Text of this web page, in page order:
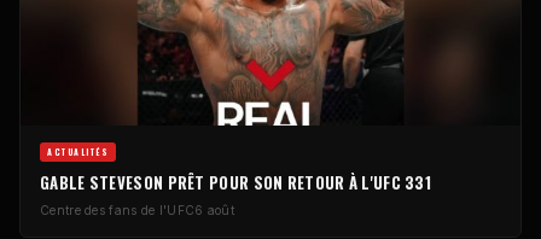
ACTUALITÉS
GABLE STEVESON PRÊT POUR SON RETOUR À L'UFC 331
Centre des fans de l'UFC6 août